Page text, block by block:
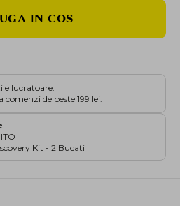
IN COS
lucratoare.
de peste 199 lei.
Kit - 2 Bucati